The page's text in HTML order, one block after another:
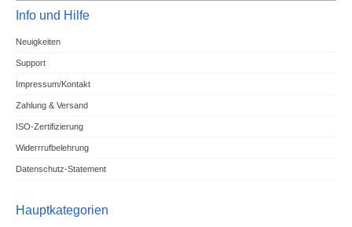
Info und Hilfe
Neuigkeiten
Support
Impressum/Kontakt
Zahlung & Versand
ISO-Zertifizierung
Widerrrufbelehrung
Datenschutz-Statement
Hauptkategorien